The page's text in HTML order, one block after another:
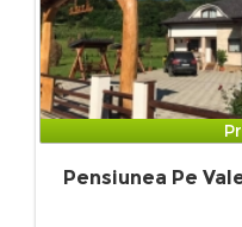
Pensiunea Pe